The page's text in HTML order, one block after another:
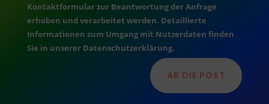
Kontaktformular zur Beantwortung der Anfrage
erhoben und verarbeitet werden. Detaillierte
Informationen zum Umgang mit Nutzerdaten finden
Sie in unserer Datenschutzerklärung.
AB DIE POST